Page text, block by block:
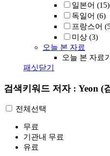
일본어 (15)
독일어 (6)
프랑스어
미상 (3)
오늘 본 자료
오늘 본 자료
패싯닫기
검색키워드 저자 : Yeon (
전체선택
무료
기관내 무료
유료